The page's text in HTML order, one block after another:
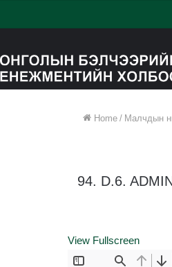
Home / Малчдын
94. D.6.
View Fullscreen